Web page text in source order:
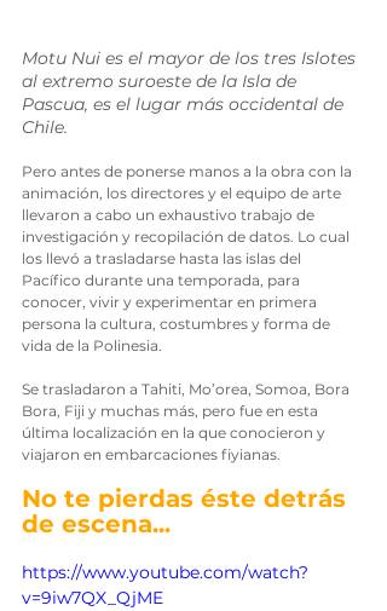
Motu Nui es el mayor de los tres Islotes
al extremo suroeste de la Isla de
Pascua, es el lugar más occidental de
Chile.
Pero antes de ponerse manos a la obra con la
animación, los directores y el equipo de arte
llevaron a cabo un exhaustivo trabajo de
investigación y recopilación de datos. Lo cual
los llevó a trasladarse hasta las islas del
Pacífico durante una temporada, para
conocer, vivir y experimentar en primera
persona la cultura, costumbres y forma de
vida de la Polinesia.
Se trasladaron a Tahiti, Mo’orea, Somoa, Bora
Bora, Fiji y muchas más, pero fue en esta
última localización en la que conocieron y
viajaron en embarcaciones fiyianas.
No te pierdas éste detrás
de escena...
https://www.youtube.com/watch?
v=9iw7QX_QjME